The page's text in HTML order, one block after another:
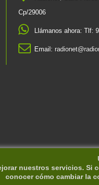
Cp/29006
Llámanos ahora: Tlf:
Email:
nuestros servicios.
conocer cómo cambiar la